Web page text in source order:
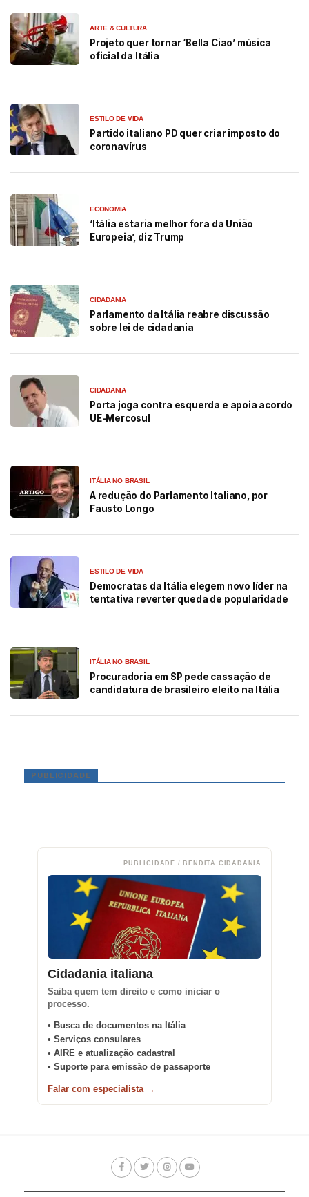
ARTE & CULTURA
Projeto quer tornar ‘Bella Ciao’ música
oficial da Itália
ESTILO DE VIDA
Partido italiano PD quer criar imposto do
coronavírus
ECONOMIA
‘Itália estaria melhor fora da União
Europeia’, diz Trump
CIDADANIA
Parlamento da Itália reabre discussão
sobre lei de cidadania
CIDADANIA
Porta joga contra esquerda e apoia acordo
UE-Mercosul
ITÁLIA NO BRASIL
A redução do Parlamento Italiano, por
Fausto Longo
ESTILO DE VIDA
Democratas da Itália elegem novo líder na
tentativa reverter queda de popularidade
ITÁLIA NO BRASIL
Procuradoria em SP pede cassação de
candidatura de brasileiro eleito na Itália
PUBLICIDADE
PUBLICIDADE / BENDITA CIDADANIA
Cidadania italiana
Saiba quem tem direito e como iniciar o
processo.
• Busca de documentos na Itália
• Serviços consulares
• AIRE e atualização cadastral
• Suporte para emissão de passaporte
Falar com especialista →